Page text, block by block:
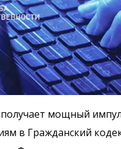
мощный
в Гражданский